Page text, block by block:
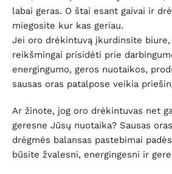
labai geras. O štai esant gaivai ir
miegosite kur kas geriau.
Jei oro drėkintuvą įkurdinsite
reikšmingai prisidėti prie
energingumo, geros nuotaikos,
sausas oras patalpose veikia
Ar žinote, jog oro drėkintuvas net
geresne Jūsų nuotaika? Sausas
drėgmės balansas pastebimai
būsite žvalesni, energingesni ir